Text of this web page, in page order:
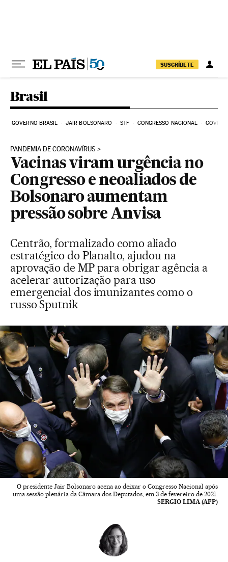
SUSCRÍBETE
Brasil
GOVERNO BRASIL JAIR BOLSONARO STF CONGRESSO NACIONAL COVID-
PANDEMIA DE CORONAVÍRUS
Vacinas viram urgência no
Congresso e neoaliados de
Bolsonaro aumentam
pressão sobre Anvisa
Centrão, formalizado como aliado
estratégico do Planalto, ajudou na
aprovação de MP para obrigar agência a
acelerar autorização para uso
emergencial dos imunizantes como o
russo Sputnik
O presidente Jair Bolsonaro acena ao deixar o Congresso Nacional após
uma sessão plenária da Câmara dos Deputados, em 3 de fevereiro de 2021.
SERGIO LIMA (AFP)